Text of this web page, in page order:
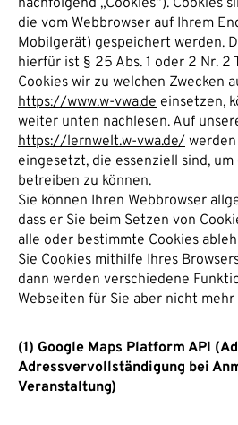
die vom Webbrowser auf Ihrem
Mobilgerät) gespeichert werden.
hierfür ist § 25 Abs. 1 oder 2 Nr. 2
Cookies wir zu welchen Zwecken
https://www.w-vwa.de einsetzen,
weiter unten nachlesen. Auf
https://lernwelt.w-vwa.de/
eingesetzt, die essenziell sind,
betreiben zu können.
Sie können Ihren Webbrowser
dass er Sie beim Setzen von
alle oder bestimmte Cookies
Sie Cookies mithilfe Ihres
dann werden verschiedene
Webseiten für Sie aber nicht
(1) Google Maps Platform API
Adressvervollständigung bei
Veranstaltung)